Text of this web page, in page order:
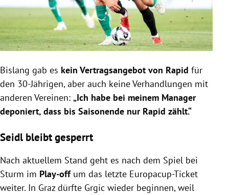
Bislang gab es kein Vertragsangebot von Rapid für
den 30-Jährigen, aber auch keine Verhandlungen mit
anderen Vereinen: „Ich habe bei meinem Manager
deponiert, dass bis Saisonende nur Rapid zählt.“
Seidl bleibt gesperrt
Nach aktuellem Stand geht es nach dem Spiel bei
Sturm im Play-offum das letzte Europacup-Ticket
weiter. In Graz dürfte Grgic wieder beginnen, weil